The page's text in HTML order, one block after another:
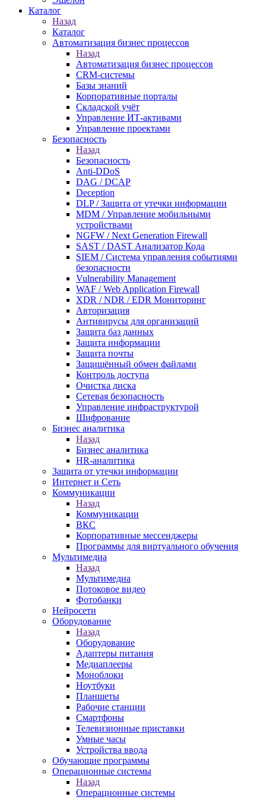
Каталог
Назад
Каталог
Автоматизация бизнес процессов
Назад
Автоматизация бизнес процессов
CRM-системы
Базы знаний
Корпоративные порталы
Складской учёт
Управление ИТ-активами
Управление проектами
Безопасность
Назад
Безопасность
Anti-DDoS
DAG / DCAP
Deception
DLP / Защита от утечки информации
MDM / Управление мобильными
устройствами
NGFW / Next Generation Firewall
SAST / DAST Анализатор Кода
SIEM / Система управления событиями
безопасности
Vulnerability Management
WAF / Web Application Firewall
XDR / NDR / EDR Мониторинг
Авторизация
Антивирусы для организаций
Защита баз данных
Защита информации
Защита почты
Защищённый обмен файлами
Контроль доступа
Очистка диска
Сетевая безопасность
Управление инфраструктурой
Шифрование
Бизнес аналитика
Назад
Бизнес аналитика
HR-аналитика
Защита от утечки информации
Интернет и Сеть
Коммуникации
Назад
Коммуникации
ВКС
Корпоративные мессенджеры
Программы для виртуального обучения
Мультимедиа
Назад
Мультимедиа
Потоковое видео
Фотобанки
Нейросети
Оборудование
Назад
Оборудование
Адаптеры питания
Медиаплееры
Моноблоки
Ноутбуки
Планшеты
Рабочие станции
Смартфоны
Телевизионные приставки
Умные часы
Устройства ввода
Обучающие программы
Операционные системы
Назад
Операционные системы